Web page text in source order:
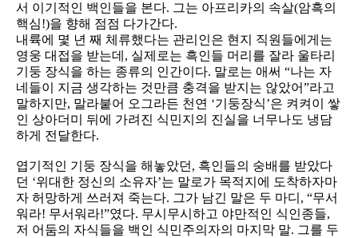
서 이기적인 백인들을 본다. 그는 아프리카의 속살(암흑의
핵심!)을 향해 점점 다가간다.
내륙에 몇 년 째 체류했다는 관리인은 현지 직원들에게는
영웅 대접을 받는데, 실제로는 흑인들 머리를 잘라 울타리
기둥 장식을 하는 종류의 인간이다. 말로는 애써 “나는 자
네들이 지금 생각하는 것만큼 충격을 받지는 않았어”라고
말하지만, 말라붙어 오그라든 천연 ‘기둥장식’은 켜켜이 쌓
인 상아더미 뒤에 가려진 식민지의 진실을 너무나도 냉담
하게 전달한다.
엽기적인 기둥 장식을 해놓았던, 흑인들의 숭배를 받았다
던 ‘위대한 정신의 소유자’는 말로가 목적지에 도착하자마
자 허망하게 쓰러져 죽는다. 그가 남긴 말은 두 마디, “무서
워라! 무서워라!”였다. 무시무시하고 야만적인 식인종들,
저 어둠의 자식들을 백인 식민주의자의 마지막 말. 그를 두